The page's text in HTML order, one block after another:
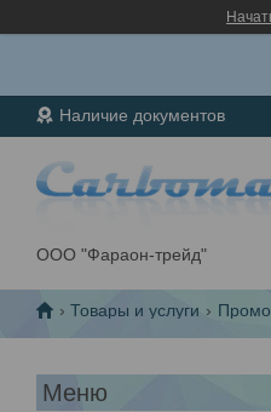
Наличие документов
ООО "Фараон-трейд"
Товары и услуги